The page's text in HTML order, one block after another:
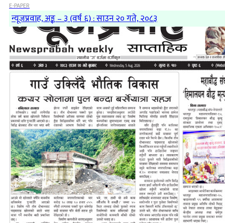
E-PAPER
न्यूजप्रवाह, अङ्क – ३ (वर्ष ६) : साउन २० गते, २०८३